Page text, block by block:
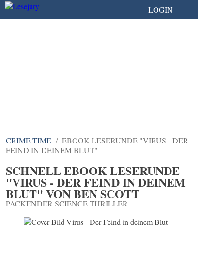
LOGIN
CRIME TIME
EBOOK LESERUNDE "VIRUS - DER
FEIND IN DEINEM BLUT"
SCHNELL EBOOK LESERUNDE
"VIRUS - DER FEIND IN DEINEM
BLUT" VON BEN SCOTT
PACKENDER SCIENCE-THRILLER